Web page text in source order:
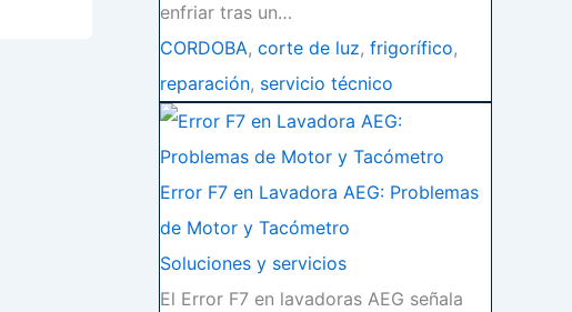
enfriar tras un…
CORDOBA, corte de luz, frigorífico,
reparación, servicio técnico
Error F7 en Lavadora AEG: Problemas
de Motor y Tacómetro
Soluciones y servicios
El Error F7 en lavadoras AEG señala